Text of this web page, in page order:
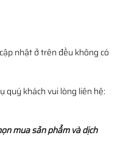
nhật ở trên đều không có
quý khách vui lòng liên hệ:
mua sản phẩm và dịch